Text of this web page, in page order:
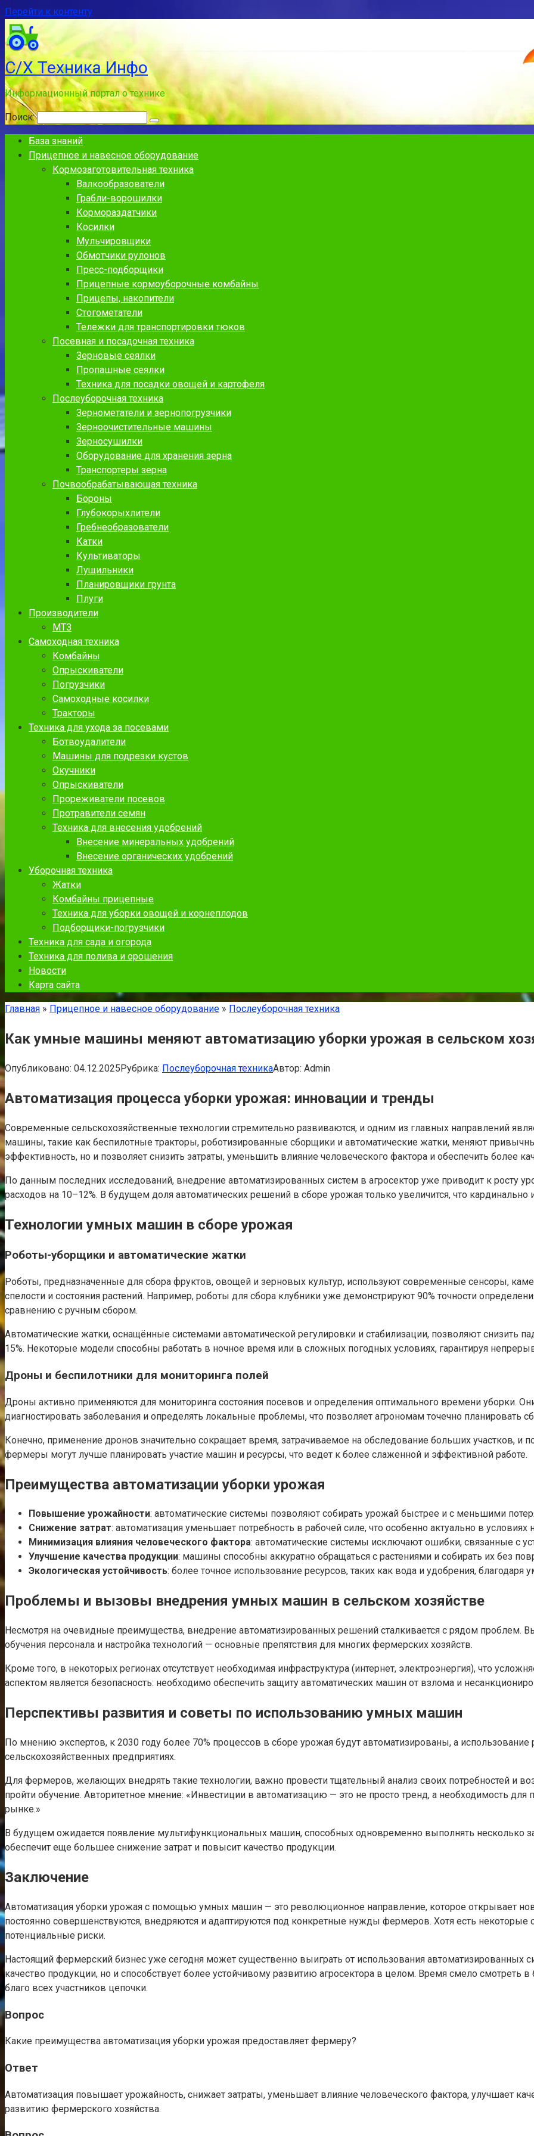
Перейти к контенту
С/Х Техника Инфо
Информационный портал о технике
Поиск:
База знаний
Прицепное и навесное оборудование
Кормозаготовительная техника
Валкообразователи
Грабли-ворошилки
Кормораздатчики
Косилки
Мульчировщики
Обмотчики рулонов
Пресс-подборщики
Прицепные кормоуборочные комбайны
Прицепы, накопители
Стогометатели
Тележки для транспортировки тюков
Посевная и посадочная техника
Зерновые сеялки
Пропашные сеялки
Техника для посадки овощей и картофеля
Послеуборочная техника
Зернометатели и зернопогрузчики
Зерноочистительные машины
Зерносушилки
Оборудование для хранения зерна
Транспортеры зерна
Почвообрабатывающая техника
Бороны
Глубокорыхлители
Гребнеобразователи
Катки
Культиваторы
Лущильники
Планировщики грунта
Плуги
Производители
МТЗ
Самоходная техника
Комбайны
Опрыскиватели
Погрузчики
Самоходные косилки
Тракторы
Техника для ухода за посевами
Ботвоудалители
Машины для подрезки кустов
Окучники
Опрыскиватели
Прореживатели посевов
Протравители семян
Техника для внесения удобрений
Внесение минеральных удобрений
Внесение органических удобрений
Уборочная техника
Жатки
Комбайны прицепные
Техника для уборки овощей и корнеплодов
Подборщики-погрузчики
Техника для сада и огорода
Техника для полива и орошения
Новости
Карта сайта
Главная » Прицепное и навесное оборудование » Послеуборочная техника
Как умные машины меняют автоматизацию уборки урожая в сельском
Опубликовано: 04.12.2025Рубрика: Послеуборочная техникаАвтор: Admin
Автоматизация процесса уборки урожая: инновации и тренды
Современные сельскохозяйственные технологии стремительно развиваются, и одним из главных направлений
машины, такие как беспилотные тракторы, роботизированные сборщики и автоматические жатки, меняют
эффективность, но и позволяет снизить затраты, уменьшить влияние человеческого фактора и обеспечить более
По данным последних исследований, внедрение автоматизированных систем в агросектор уже приводит к росту
расходов на 10–12%. В будущем доля автоматических решений в сборе урожая только увеличится, что кардинально
Технологии умных машин в сборе урожая
Роботы-уборщики и автоматические жатки
Роботы, предназначенные для сбора фруктов, овощей и зерновых культур, используют современные сенсоры,
спелости и состояния растений. Например, роботы для сбора клубники уже демонстрируют 90% точности
сравнению с ручным сбором.
Автоматические жатки, оснащённые системами автоматической регулировки и стабилизации, позволяют снизить
15%. Некоторые модели способны работать в ночное время или в сложных погодных условиях, гарантируя
Дроны и беспилотники для мониторинга полей
Дроны активно применяются для мониторинга состояния посевов и определения оптимального времени уборки.
диагностировать заболевания и определять локальные проблемы, что позволяет агрономам точечно планировать
Конечно, применение дронов значительно сокращает время, затрачиваемое на обследование больших участков, и
фермеры могут лучше планировать участие машин и ресурсы, что ведет к более слаженной и эффективной работе.
Преимущества автоматизации уборки урожая
Повышение урожайности: автоматические системы позволяют собирать урожай быстрее и с меньшими
Снижение затрат: автоматизация уменьшает потребность в рабочей силе, что особенно актуально в
Минимизация влияния человеческого фактора: автоматические системы исключают ошибки, связанные с
Улучшение качества продукции: машины способны аккуратно обращаться с растениями и собирать их без
Экологическая устойчивость: более точное использование ресурсов, таких как вода и удобрения,
Проблемы и вызовы внедрения умных машин в сельском хозяйстве
Несмотря на очевидные преимущества, внедрение автоматизированных решений сталкивается с рядом проблем.
обучения персонала и настройка технологий — основные препятствия для многих фермерских хозяйств.
Кроме того, в некоторых регионах отсутствует необходимая инфраструктура (интернет, электроэнергия), что
аспектом является безопасность: необходимо обеспечить защиту автоматических машин от взлома и
Перспективы развития и советы по использованию умных машин
По мнению экспертов, к 2030 году более 70% процессов в сборе урожая будут автоматизированы, а
сельскохозяйственных предприятиях.
Для фермеров, желающих внедрять такие технологии, важно провести тщательный анализ своих потребностей и
пройти обучение. Авторитетное мнение: «Инвестиции в автоматизацию — это не просто тренд, а необходимость
рынке.»
В будущем ожидается появление мультифункциональных машин, способных одновременно выполнять несколько
обеспечит еще большее снижение затрат и повысит качество продукции.
Заключение
Автоматизация уборки урожая с помощью умных машин — это революционное направление, которое открывает
постоянно совершенствуются, внедряются и адаптируются под конкретные нужды фермеров. Хотя есть
потенциальные риски.
Настоящий фермерский бизнес уже сегодня может существенно выиграть от использования автоматизированных
качество продукции, но и способствует более устойчивому развитию агросектора в целом. Время смело
благо всех участников цепочки.
Вопрос
Какие преимущества автоматизация уборки урожая предоставляет фермеру?
Ответ
Автоматизация повышает урожайность, снижает затраты, уменьшает влияние человеческого фактора, улучшает
развитию фермерского хозяйства.